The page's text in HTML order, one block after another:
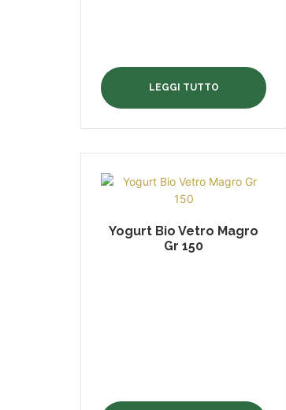
LEGGI TUTTO
Yogurt Bio Vetro Magro
Gr 150